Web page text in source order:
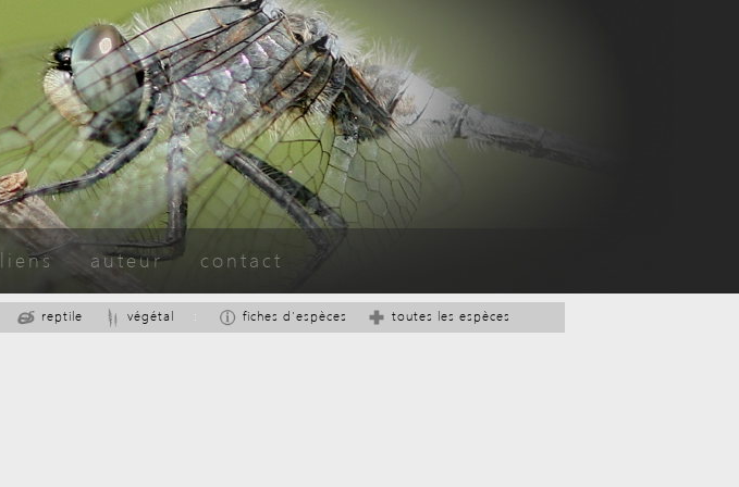
liens auteur contact
reptile végétal : fiches d'espèces toutes les espèces